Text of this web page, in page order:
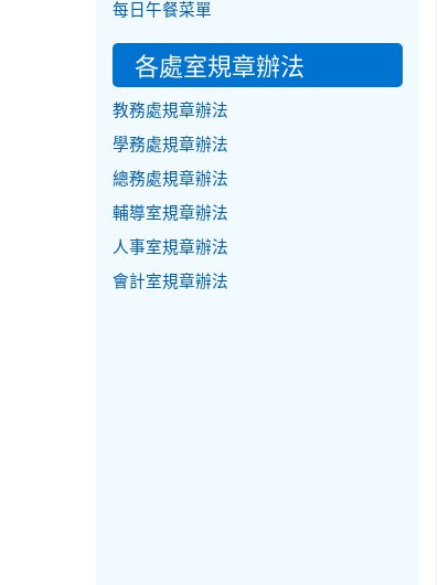
每日午餐菜單
各處室規章辦法
教務處規章辦法
學務處規章辦法
總務處規章辦法
輔導室規章辦法
人事室規章辦法
會計室規章辦法